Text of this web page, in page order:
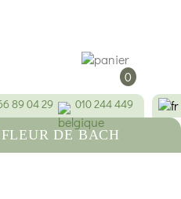
0
89 04 29 010 244 449
FLEUR DE BACH